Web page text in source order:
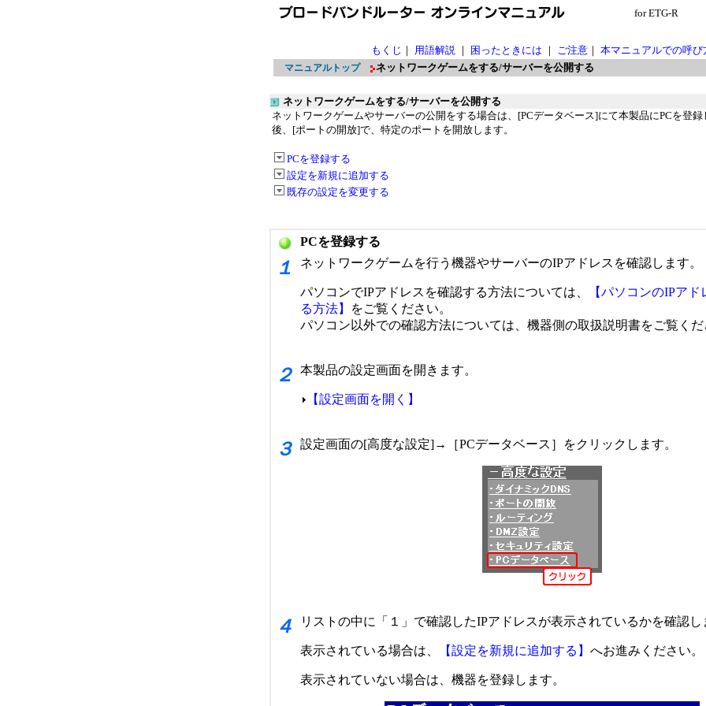
for ETG-R
もくじ ｜ 用語解説｜ 困ったときには ｜ ご注意｜ 本マニュアルでの呼
マニュアルトップ ネットワークゲームをする/サーバーを公開する
ネットワークゲームをする/サーバーを公開する
ネットワークゲームやサーバーの公開をする場合は、[PCデータベース]にて本製品にPCを登
後、[ポートの開放]で、特定のポートを開放します。
PCを登録する
設定を新規に追加する
既存の設定を変更する
PCを登録する
１ ネットワークゲームを行う機器やサーバーのIPアドレスを確認します。
パソコンでIPアドレスを確認する方法については、
【パソコンのIPア
る方法】
をご覧ください。
パソコン以外での確認方法については、機器側の取扱説明書をご覧く
２ 本製品の設定画面を開きます。
【設定画面を開く】
３ 設定画面の[高度な設定]→［PCデータベース］をクリックします。
４ リストの中に「１」で確認したIPアドレスが表示されているかを確認し
表示されている場合は、 【設定を新規に追加する】 へお進みください。
表示されていない場合は、機器を登録します。